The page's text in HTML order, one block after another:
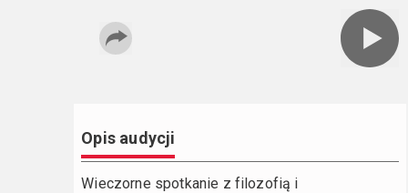
Opis audycji
Wieczorne spotkanie z filozofią i